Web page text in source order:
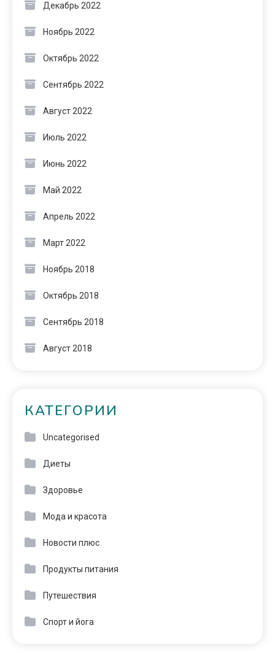
Декабрь 2022
Ноябрь 2022
Октябрь 2022
Сентябрь 2022
Август 2022
Июль 2022
Июнь 2022
Май 2022
Апрель 2022
Март 2022
Ноябрь 2018
Октябрь 2018
Сентябрь 2018
Август 2018
КАТЕГОРИИ
Uncategorised
Диеты
Здоровье
Мода и красота
Новости плюс
Продукты питания
Путешествия
Спорт и йога